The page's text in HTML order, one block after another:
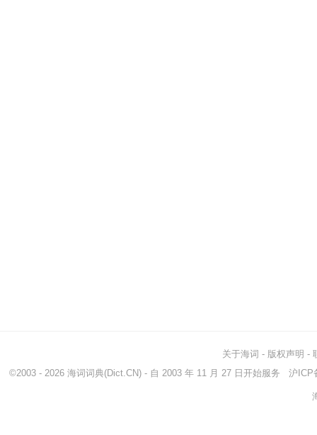
关于海词 - 版权声明 -
©2003 - 2026 海词词典(Dict.CN) - 自 2003 年 11 月 27 日开始服务 沪ICP